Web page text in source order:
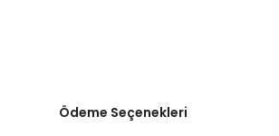
Ödeme Seçenekleri